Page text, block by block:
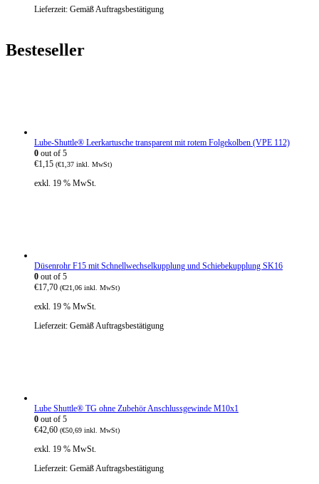
Lieferzeit: Gemäß Auftragsbestätigung
Besteseller
Lube-Shuttle® Leerkartusche transparent mit rotem Folgekolben (VPE 112)
0 out of 5
€1,15 (€1,37 inkl. MwSt)
exkl. 19 % MwSt.
Düsenrohr F15 mit Schnellwechselkupplung und Schiebekupplung SK16
0 out of 5
€17,70 (€21,06 inkl. MwSt)
exkl. 19 % MwSt.
Lieferzeit: Gemäß Auftragsbestätigung
Lube Shuttle® TG ohne Zubehör Anschlussgewinde M10x1
0 out of 5
€42,60 (€50,69 inkl. MwSt)
exkl. 19 % MwSt.
Lieferzeit: Gemäß Auftragsbestätigung